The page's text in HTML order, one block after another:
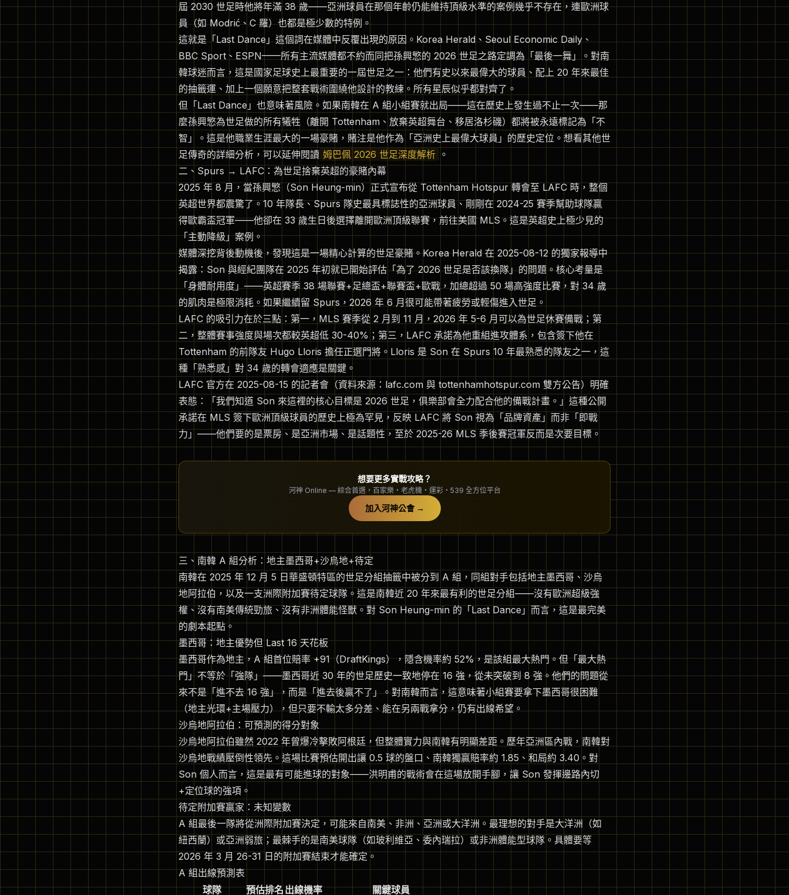
屆 2030 世足時他將年滿 38 歲——亞洲球員在那個年齡仍能維持頂級水準的案例幾乎不存在，連歐洲球
員（如 Modrić、C 羅）也都是極少數的特例。
這就是「Last Dance」這個詞在媒體中反覆出現的原因。Korea Herald、Seoul Economic Daily、
BBC Sport、ESPN——所有主流媒體都不約而同把孫興慜的 2026 世足之路定調為「最後一舞」。對南
韓球迷而言，這是國家足球史上最重要的一屆世足之一：他們有史以來最偉大的球員、配上 20 年來最佳
的抽籤運、加上一個願意把整套戰術圍繞他設計的教練。所有星辰似乎都對齊了。
但「Last Dance」也意味著風險。如果南韓在 A 組小組賽就出局——這在歷史上發生過不止一次——那
麼孫興慜為世足做的所有犧牲（離開 Tottenham、放棄英超舞台、移居洛杉磯）都將被永遠標記為「不
智」。這是他職業生涯最大的一場豪賭，賭注是他作為「亞洲史上最偉大球員」的歷史定位。想看其他世
足傳奇的詳細分析，可以延伸閱讀 姆巴佩 2026 世足深度解析 。
二、Spurs → LAFC：為世足捨棄英超的豪賭內幕
2025 年 8 月，當孫興慜（Son Heung-min）正式宣布從 Tottenham Hotspur 轉會至 LAFC 時，整個
英超世界都震驚了。10 年隊長、Spurs 隊史最具標誌性的亞洲球員、剛剛在 2024-25 賽季幫助球隊贏
得歐霸盃冠軍——他卻在 33 歲生日後選擇離開歐洲頂級聯賽，前往美國 MLS。這是英超史上極少見的
「主動降級」案例。
媒體深挖背後動機後，發現這是一場精心計算的世足豪賭。Korea Herald 在 2025-08-12 的獨家報導中
揭露：Son 與經紀團隊在 2025 年初就已開始評估「為了 2026 世足是否該換隊」的問題。核心考量是
「身體耐用度」——英超賽季 38 場聯賽+足總盃+聯賽盃+歐戰，加總超過 50 場高強度比賽，對 34 歲
的肌肉是極限消耗。如果繼續留 Spurs，2026 年 6 月很可能帶著疲勞或輕傷進入世足。
LAFC 的吸引力在於三點：第一，MLS 賽季從 2 月到 11 月，2026 年 5-6 月可以為世足休賽備戰；第
二，整體賽事強度與場次都較英超低 30-40%；第三，LAFC 承諾為他重組進攻體系，包含簽下他在
Tottenham 的前隊友 Hugo Lloris 擔任正選門將。Lloris 是 Son 在 Spurs 10 年最熟悉的隊友之一，這
種「熟悉感」對 34 歲的轉會適應是關鍵。
LAFC 官方在 2025-08-15 的記者會（資料來源：lafc.com 與 tottenhamhotspur.com 雙方公告）明確
表態：「我們知道 Son 來這裡的核心目標是 2026 世足，俱樂部會全力配合他的備戰計畫。」這種公開
承諾在 MLS 簽下歐洲頂級球員的歷史上極為罕見，反映 LAFC 將 Son 視為「品牌資產」而非「即戰
力」——他們要的是票房、是亞洲市場、是話題性，至於 2025-26 MLS 季後賽冠軍反而是次要目標。
想要更多實戰攻略？
河神 Online — 綜合首選，百家樂・老虎機・運彩・539 全方位平台
加入河神公會→
三、南韓 A 組分析：地主墨西哥+沙烏地+待定
南韓在 2025 年 12 月 5 日華盛頓特區的世足分組抽籤中被分到 A 組，同組對手包括地主墨西哥、沙烏
地阿拉伯，以及一支洲際附加賽待定球隊。這是南韓近 20 年來最有利的世足分組——沒有歐洲超級強
權、沒有南美傳統勁旅、沒有非洲體能怪獸。對 Son Heung-min 的「Last Dance」而言，這是最完美
的劇本起點。
墨西哥：地主優勢但 Last 16 天花板
墨西哥作為地主，A 組首位賠率 +91（DraftKings），隱含機率約 52%，是該組最大熱門。但「最大熱
門」不等於「強隊」——墨西哥近 30 年的世足歷史一致地停在 16 強，從未突破到 8 強。他們的問題從
來不是「進不去 16 強」，而是「進去後贏不了」。對南韓而言，這意味著小組賽要拿下墨西哥很困難
（地主光環+主場壓力），但只要不輸太多分差、能在另兩戰拿分，仍有出線希望。
沙烏地阿拉伯：可預測的得分對象
沙烏地阿拉伯雖然 2022 年曾爆冷擊敗阿根廷，但整體實力與南韓有明顯差距。歷年亞洲區內戰，南韓對
沙烏地戰績壓倒性領先。這場比賽預估開出讓 0.5 球的盤口、南韓獨贏賠率約 1.85、和局約 3.40。對
Son 個人而言，這是最有可能進球的對象——洪明甫的戰術會在這場放開手腳，讓 Son 發揮邊路內切
+定位球的強項。
待定附加賽贏家：未知變數
A 組最後一隊將從洲際附加賽決定，可能來自南美、非洲、亞洲或大洋洲。最理想的對手是大洋洲（如
紐西蘭）或亞洲弱旅；最棘手的是南美球隊（如玻利維亞、委內瑞拉）或非洲體能型球隊。具體要等
2026 年 3 月 26-31 日的附加賽結束才能確定。
A 組出線預測表
球隊
預估排名出線機率 關鍵球員